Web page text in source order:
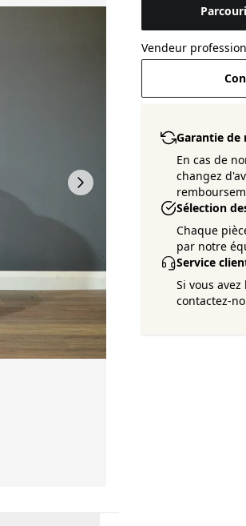
Vendeur
Garantie
En cas de
changez
Sélection
Chaque
par notre
Service
Si vous
contactez-